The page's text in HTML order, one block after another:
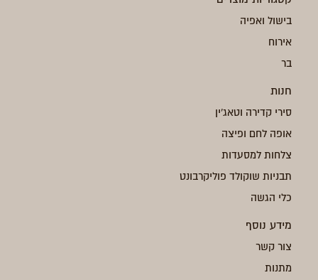
בישול ואפיה
אירוח
בר
חנות
סירי קדירה וטאג'ין
אופה לחם ופיצה
צלחות למסעדות
תבניות שוקולד פוליקרבונט
כלי הגשה
מידע נוסף
צור קשר
מתנות